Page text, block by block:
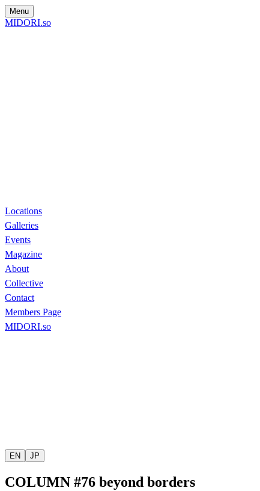
Menu
MIDORI.so
Locations
Galleries
Events
Magazine
About
Collective
Contact
Members Page
MIDORI.so
EN JP
COLUMN #76 beyond borders